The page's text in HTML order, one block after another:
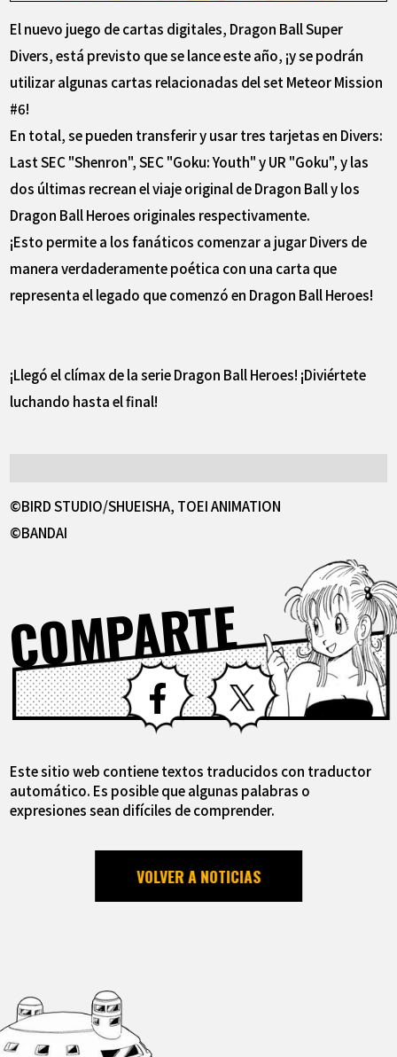
El nuevo juego de cartas digitales, Dragon Ball Super
Divers, está previsto que se lance este año, ¡y se podrán
utilizar algunas cartas relacionadas del set Meteor Mission
#6!
En total, se pueden transferir y usar tres tarjetas en Divers:
Last SEC "Shenron", SEC "Goku: Youth" y UR "Goku", y las
dos últimas recrean el viaje original de Dragon Ball y los
Dragon Ball Heroes originales respectivamente.
¡Esto permite a los fanáticos comenzar a jugar Divers de
manera verdaderamente poética con una carta que
representa el legado que comenzó en Dragon Ball Heroes!
¡Llegó el clímax de la serie Dragon Ball Heroes! ¡Diviértete
luchando hasta el final!
©BIRD STUDIO/SHUEISHA, TOEI ANIMATION
©BANDAI
COMPARTE
Facebook X
Este sitio web contiene textos traducidos con traductor
automático. Es posible que algunas palabras o
expresiones sean difíciles de comprender.
VOLVER A NOTICIAS